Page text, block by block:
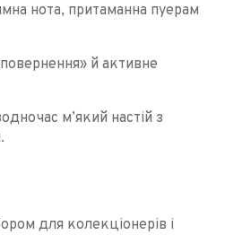
нота, притаманна пуерам
й активне
м’який настій з
для колекціонерів і